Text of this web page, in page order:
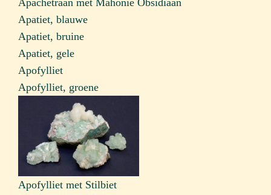
Apachetraan met Mahonie Obsidiaan
Apatiet, blauwe
Apatiet, bruine
Apatiet, gele
Apofylliet
Apofylliet, groene
Apofylliet met Stilbiet